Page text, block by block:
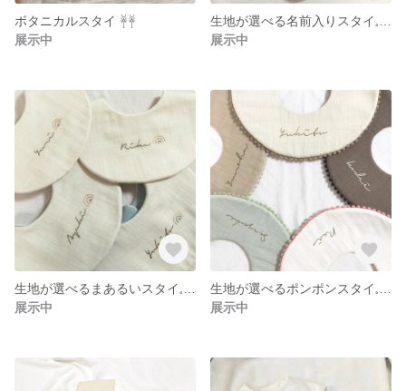
ボタニカルスタイ 𓋈𓋈
展示中
展示中
展示中
展示中